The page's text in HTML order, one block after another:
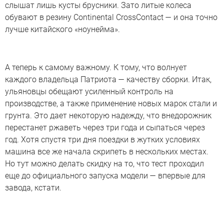
слышат лишь кусты брусники. Зато литые колеса
обувают в резину Continental CrossContact — и она точно
лучше китайского «ноунейма».
А теперь к самому важному. К тому, что волнует
каждого владельца Патриота — качеству сборки. Итак,
ульяновцы обещают усиленный контроль на
производстве, а также применение новых марок стали и
грунта. Это дает некоторую надежду, что внедорожник
перестанет ржаветь через три года и сыпаться через
год. Хотя спустя три дня поездки в жутких условиях
машина все же начала скрипеть в нескольких местах.
Но тут можно делать скидку на то, что тест проходил
еще до официального запуска модели — впервые для
завода, кстати.